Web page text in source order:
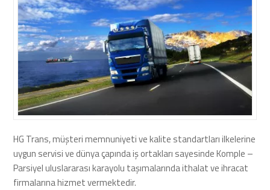
HG Trans, müşteri memnuniyeti ve kalite standartları ilkelerine
uygun servisi ve dünya çapında iş ortakları sayesinde Komple –
Parsiyel uluslararası karayolu taşımalarında ithalat ve ihracat
firmalarına hizmet vermektedir.